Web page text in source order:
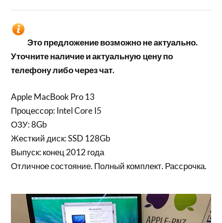
Это предложение возможно не актуально.
Уточните наличие и актуальную цену по
телефону либо через чат.
Apple MacBook Pro 13
Процессор: Intel Core I5
ОЗУ: 8Gb
Жесткий диск: SSD 128Gb
Выпуск: конец 2012 года
Отличное состояние. Полный комплект. Рассрочка.